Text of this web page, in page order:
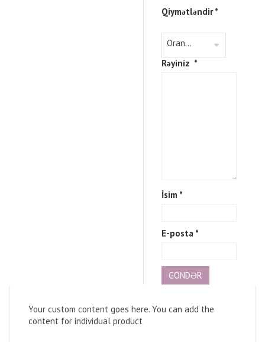
Qiymətləndir*
Rəyiniz *
İsim *
E-posta *
Your custom content goes here. You can add the
content for individual product